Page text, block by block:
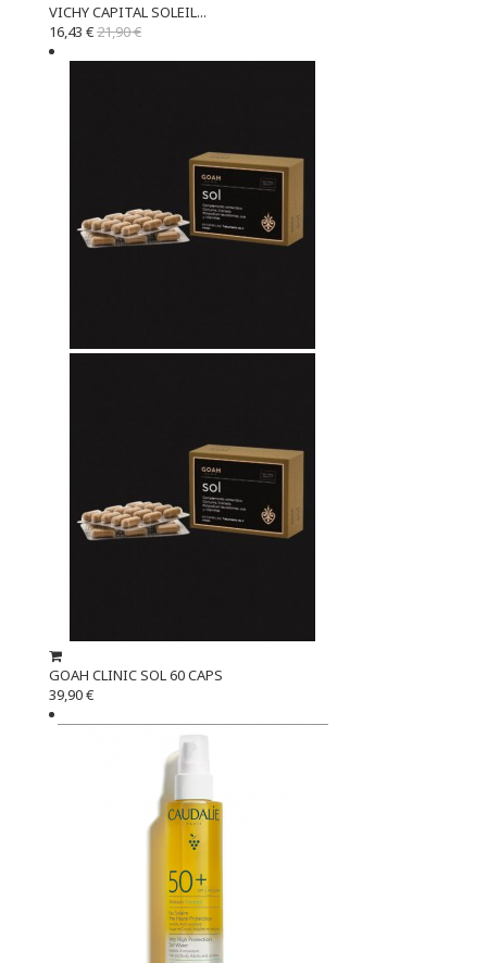
VICHY CAPITAL SOLEIL...
16,43 €21,90 €
GOAH CLINIC SOL 60 CAPS
39,90 €